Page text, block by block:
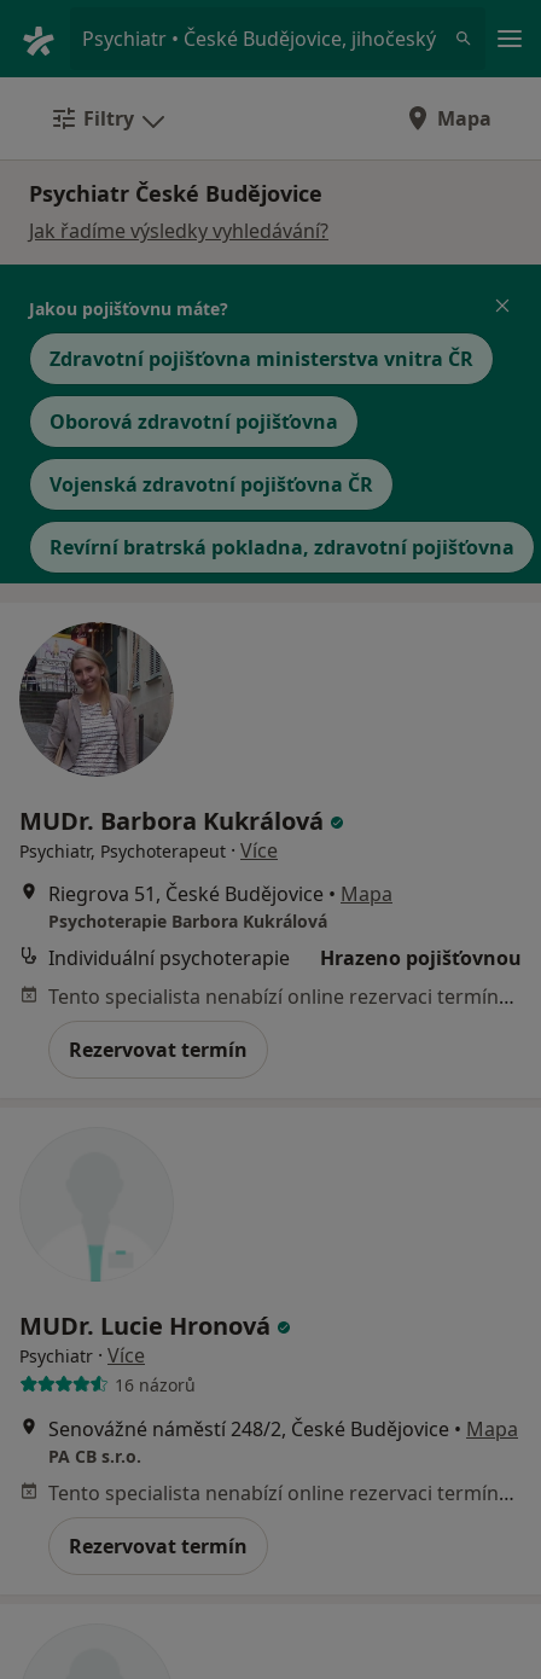
Psychiatr • České Budějovice, jihočeský
Filtry Mapa
Psychiatr České Budějovice
Jak řadíme výsledky vyhledávání?
Jakou pojišťovnu máte?
Zdravotní pojišťovna ministerstva vnitra ČR
Oborová zdravotní pojišťovna
Vojenská zdravotní pojišťovna ČR
Revírní bratrská pokladna, zdravotní pojišťovna
MUDr. Barbora Kukrálová
Psychiatr, Psychoterapeut · Více
Riegrova 51, České Budějovice • Mapa
Psychoterapie Barbora Kukrálová
Individuální psychoterapie
Hrazeno pojišťovnou
Tento specialista nenabízí online rezervaci termínu na této adrese.
Rezervovat termín
MUDr. Lucie Hronová
Psychiatr · Více
16 názorů
Senovážné náměstí 248/2, České Budějovice • Mapa
PA CB s.r.o.
Tento specialista nenabízí online rezervaci termínu na této adrese.
Rezervovat termín